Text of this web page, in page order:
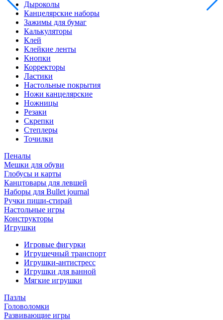
Дыроколы
Канцелярские наборы
Зажимы для бумаг
Калькуляторы
Клей
Клейкие ленты
Кнопки
Корректоры
Ластики
Настольные покрытия
Ножи канцелярские
Ножницы
Резаки
Скрепки
Степлеры
Точилки
Пеналы
Мешки для обуви
Глобусы и карты
Канцтовары для левшей
Наборы для Bullet journal
Ручки пиши-стирай
Настольные игры
Конструкторы
Игрушки
Игровые фигурки
Игрушечный транспорт
Игрушки-антистресс
Игрушки для ванной
Мягкие игрушки
Пазлы
Головоломки
Развивающие игры